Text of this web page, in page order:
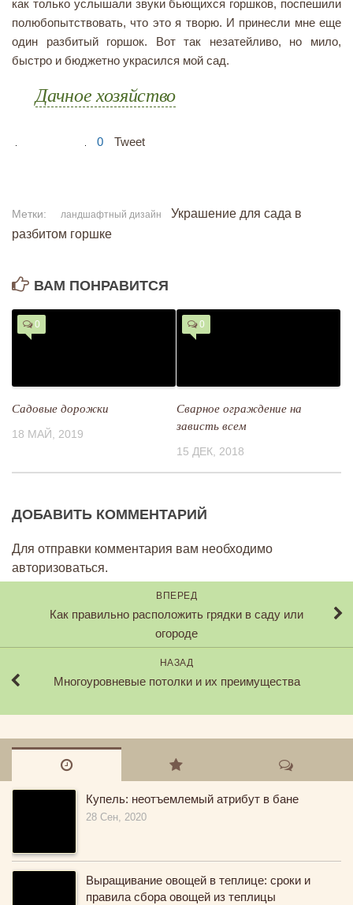
как только услышали звуки бьющихся горшков, поспешили
полюбопытствовать, что это я творю. И принесли мне еще
один разбитый горшок. Вот так незатейливо, но мило,
быстро и бюджетно украсился мой сад.
Дачное хозяйство
0 Tweet
Метки: ландшафтный дизайн
Украшение для сада в
разбитом горшке
ВАМ ПОНРАВИТСЯ
0
Садовые дорожки
18 МАЙ, 2019
0
Сварное ограждение на
зависть всем
15 ДЕК, 2018
ДОБАВИТЬ КОММЕНТАРИЙ
Для отправки комментария вам необходимо
авторизоваться.
ВПЕРЕД
Как правильно расположить грядки в саду или
огороде
НАЗАД
Многоуровневые потолки и их преимущества
Купель: неотъемлемый атрибут в бане
28 Сен, 2020
Выращивание овощей в теплице: сроки и
правила сбора овощей из теплицы